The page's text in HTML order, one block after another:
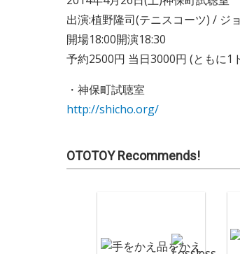
出演:植野隆司(テニスコーツ) / ジ
開場18:00開演18:30
予約2500円 当日3000円 (ともに1
・神保町試聴室
http://shicho.org/
OTOTOY Recommends!